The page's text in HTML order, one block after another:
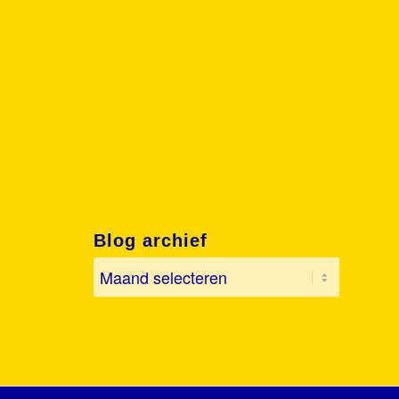
Blog archief